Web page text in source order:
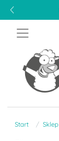
Start Sklep